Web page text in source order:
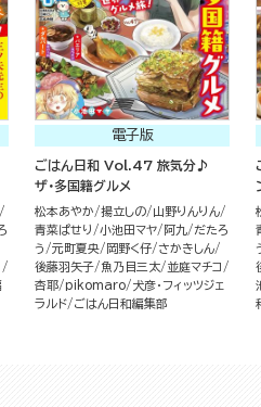
電子版
ごはん日和 Vol.47 旅気分♪
ザ・多国籍グルメ
松本あやか 揚立しの
山野りんりん
青菜ぱせり
小池田マヤ 阿九
だたろ
う
元町夏央 岡野く仔 さかきしん
後藤羽矢子
魚乃目三太
並庭マチコ
杏耶
pikomaro
犬彦・フィッツジェ
ラルド
ごはん日和編集部